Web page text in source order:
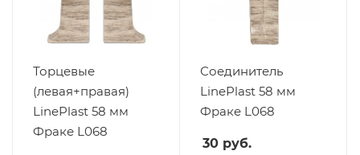
Торцевые
(левая+правая)
LinePlast 58 мм
Фраке L068
Соединитель
LinePlast 58 мм
Фраке L068
30 руб.